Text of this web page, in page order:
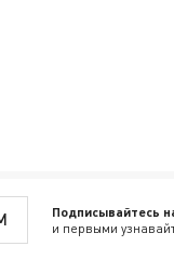
Подписывайтесь
и первыми